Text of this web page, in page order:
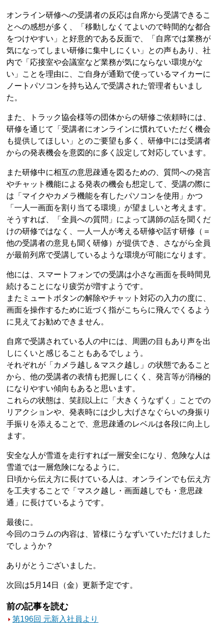
オンライン研修への受講者の反応は自席から受講できるこ
とへの感想が多く、「移動しなくてよいので時間的な都合
をつけやすい」と好意的である反面で、「自席では業務が
気になってしまい研修に集中しにくい」との声もあり、社
内で「応接室や会議室など業務が気にならない環境がな
い」ことを理由に、ご自身が通勤で使っているマイカーに
ノートパソコンを持ち込んで受講された管理者もいまし
た。
また、トラック協会様等の団体からの研修ご依頼時には、
研修を通じて「受講者にオンラインに慣れていただく機会
も提供してほしい」とのご要望も多く、研修中には受講者
からの発表機会を意図的に多く設定して対応しています。
また研修中に相互の意思疎通を図るための、質問への発言
やチャット機能による発表の機会も想定して、受講の際に
は「マイクやカメラ機能を有したパソコンを使用」かつ
「一人一画面を割り当てる環境」が望ましいと考えます。
そうすれば、「全員への質問」によって講師の話を聞くだ
けの研修ではなく、一人一人が考える研修や話す研修（＝
他の受講者の意見も聞く研修）が提供でき、さながら全員
が最前列席で受講しているような環境が可能になります。
他には、スマートフォンでの受講は小さな画面を長時間見
続けることになり疲労が増すようです。
またミュートボタンの解除やチャット対応の入力の度に、
画面を操作するために近づく指がこちらに飛んでくるよう
に見えてお勧めできません。
自席で受講されている人の中には、周囲の目もあり声を出
しにくいと感じることもあるでしょう。
それぞれが「カメラ越し＆マスク越し」の状態であること
から、他の受講者の表情も把握しにくく、発言等が消極的
になりやすい傾向もあると思います。
これらの状態は、笑顔以上に「大きくうなずく」ことでの
リアクションや、発表時には少し大げさなぐらいの身振り
手振りを添えることで、意思疎通のレベルは各段に向上し
ます。
安全な人が雪道を走行すれば一層安全になり、危険な人は
雪道では一層危険になるように。
日頃から伝え方に長けている人は、オンラインでも伝え方
を工夫することで「マスク越し・画面越しでも・意思疎
通」に長けているようです。
最後に。
今回のコラムの内容は、皆様にうなずいていただけました
でしょうか？
ありがとうございました。
次回は5月14日（金）更新予定です。
前の記事を読む
第196回 元新入社員より